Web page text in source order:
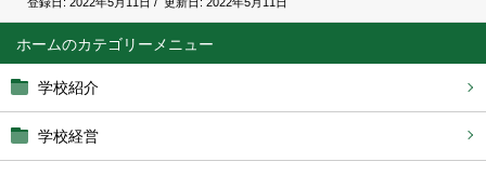
ホーム
学校紹介
学校経営